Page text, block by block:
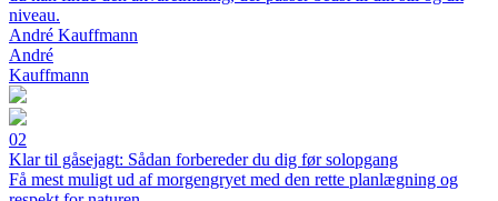
niveau.
André Kauffmann
André
Kauffmann
02
Klar til gåsejagt: Sådan forbereder du dig før solopgang
Få mest muligt ud af morgengryet med den rette planlægning og